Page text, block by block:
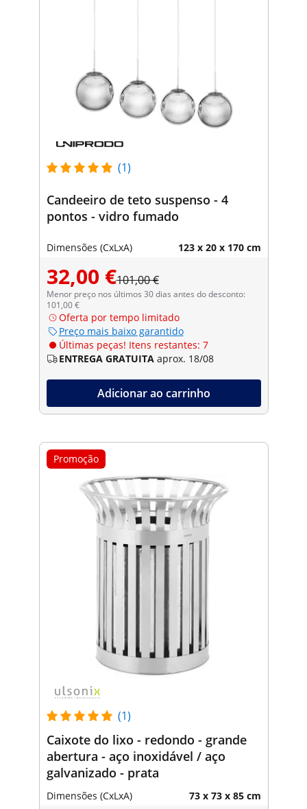
(1)
Candeeiro de teto suspenso - 4
pontos - vidro fumado
Dimensões (CxLxA) 123 x 20 x 170 cm
32,00 €101,00 €
Menor preço nos últimos 30 dias antes do desconto:
101,00 €
Oferta por tempo limitado
Preço mais baixo garantido
Últimas peças! Itens restantes: 7
ENTREGA GRATUITA aprox. 18/08
Adicionar ao carrinho
Promoção
(1)
Caixote do lixo - redondo - grande
abertura - aço inoxidável / aço
galvanizado - prata
Dimensões (CxLxA) 73 x 73 x 85 cm